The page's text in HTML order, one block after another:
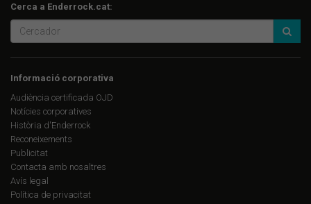
Cerca a Enderrock.cat:
Informació corporativa
Audiència certificada OJD
Notícies corporatives
Història d'Enderrock
Reconeixements
Publicitat
Contacta amb nosaltres
Avís legal
Política de privacitat